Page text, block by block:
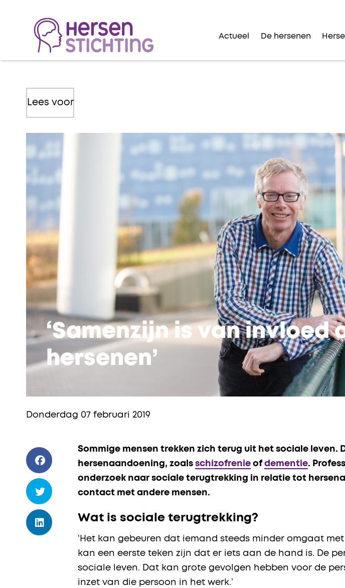
Actueel De hersenen
Lees voor
‘Samenzijn is van invloed
hersenen’
Donderdag 07 februari 2019
Sommige mensen trekken zich terug uit het sociale leven.
hersenaandoening, zoalsschizofrenie ofdementie.
onderzoek naar sociale terugtrekking in relatie tot
contact met andere mensen.
Wat is sociale terugtrekking?
‘Het kan gebeuren dat iemand steeds minder omgaat
kan een eerste teken zijn dat er iets aan de hand is. De
sociale leven. Dat kan grote gevolgen hebben voor de
inzet van die persoon in het werk.’